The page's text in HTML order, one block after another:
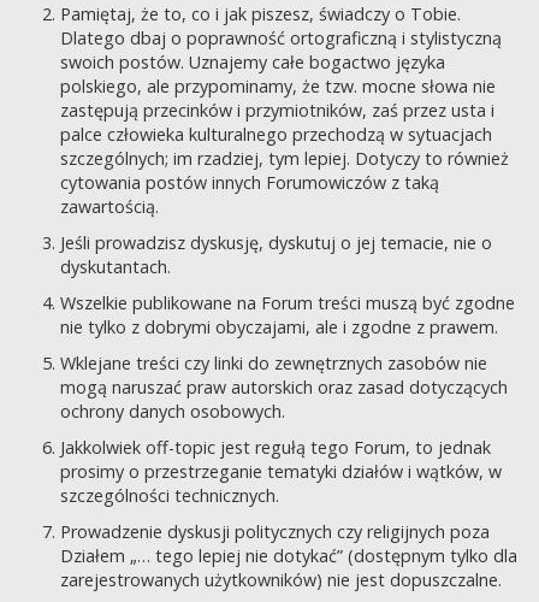
Pamiętaj, że to, co i jak piszesz, świadczy o Tobie.
Dlatego dbaj o poprawność ortograficzną i stylistyczną
swoich postów. Uznajemy całe bogactwo języka
polskiego, ale przypominamy, że tzw. mocne słowa nie
zastępują przecinków i przymiotników, zaś przez usta i
palce człowieka kulturalnego przechodzą w sytuacjach
szczególnych; im rzadziej, tym lepiej. Dotyczy to również
cytowania postów innych Forumowiczów z taką
zawartością.
Jeśli prowadzisz dyskusję, dyskutuj o jej temacie, nie o
dyskutantach.
Wszelkie publikowane na Forum treści muszą być zgodne
nie tylko z dobrymi obyczajami, ale i zgodne z prawem.
Wklejane treści czy linki do zewnętrznych zasobów nie
mogą naruszać praw autorskich oraz zasad dotyczących
ochrony danych osobowych.
Jakkolwiek off-topic jest regułą tego Forum, to jednak
prosimy o przestrzeganie tematyki działów i wątków, w
szczególności technicznych.
Prowadzenie dyskusji politycznych czy religijnych poza
Działem „… tego lepiej nie dotykać” (dostępnym tylko dla
zarejestrowanych użytkowników) nie jest dopuszczalne.